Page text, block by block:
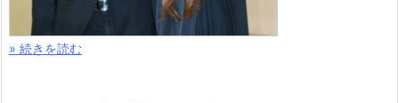
» 続きを読む